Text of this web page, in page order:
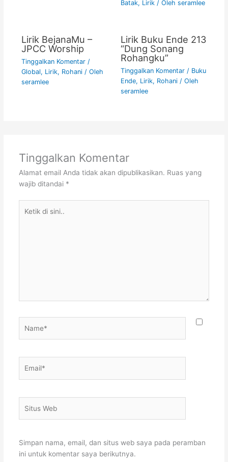
Batak, Lirik/ Oleh seramlee
Lirik BejanaMu –
JPCC Worship
Tinggalkan Komentar /
Global, Lirik, Rohani/ Oleh
seramlee
Lirik Buku Ende 213
“Dung Sonang
Rohangku”
Tinggalkan Komentar / Buku
Ende, Lirik, Rohani/ Oleh
seramlee
Tinggalkan Komentar
Alamat email Anda tidak akan dipublikasikan. Ruas yang
wajib ditandai *
Web
Simpan nama, email, dan situs web saya pada peramban
ini untuk komentar saya berikutnya.